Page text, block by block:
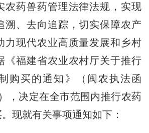
农药兽药管理法律法规，实现
溯、去向追踪，切实保障农产
力现代农业高质量发展和乡村
《福建省农业农村厅关于推行
购买的通知》（闽农执法函
，决定在全市范围内推行农药
现就有关事项通知如下：